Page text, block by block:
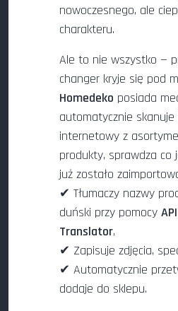
nowoczesnego, ale
charakteru.
Ale to nie wszystko —
changer kryje się pod
Homedeko posiada
automatycznie skanuje
internetowy z
produkty, sprawdza co
już zostało
✔ Tłumaczy nazwy
duński przy pomocy
Translator,
✔ Zapisuje zdjęcia,
✔ Automatycznie
dodaje do sklepu.